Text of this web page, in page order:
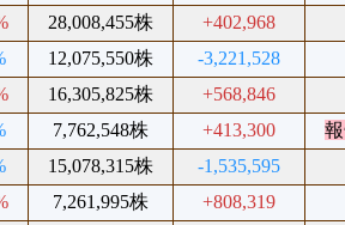
28,008,455株
+402,968
12,075,550株
-3,221,528
16,305,825株
+568,846
7,762,548株 +413,300
15,078,315株
-1,535,595
7,261,995株
+808,319